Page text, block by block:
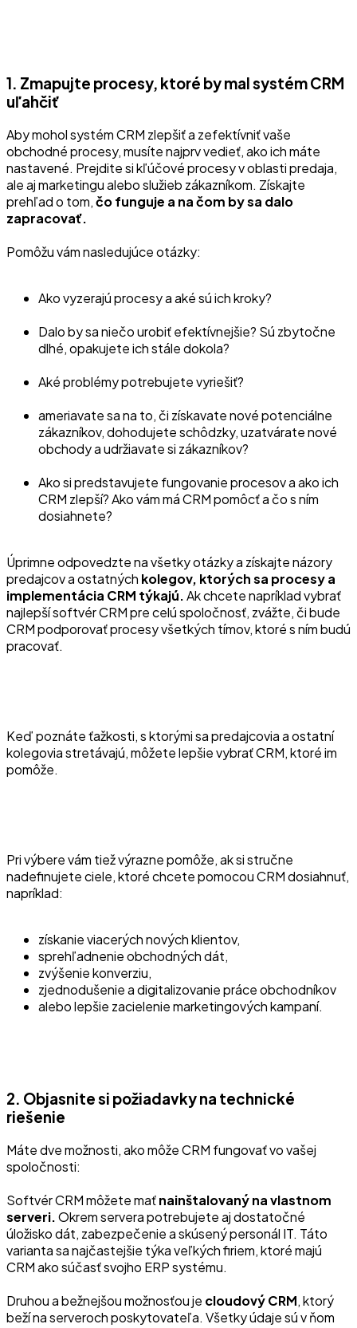
1. Zmapujte procesy, ktoré by mal systém CRM
uľahčiť
Aby mohol systém CRM zlepšiť a zefektívniť vaše
obchodné procesy, musíte najprv vedieť, ako ich máte
nastavené. Prejdite si kľúčové procesy v oblasti predaja,
ale aj marketingu alebo služieb zákazníkom. Získajte
prehľad o tom,čo funguje a na čom by sa dalo
zapracovať.
Pomôžu vám nasledujúce otázky:
Ako vyzerajú procesy a aké sú ich kroky?
Dalo by sa niečo urobiť efektívnejšie? Sú zbytočne
dlhé, opakujete ich stále dokola?
Aké problémy potrebujete vyriešiť?
ameriavate sa na to, či získavate nové potenciálne
zákazníkov, dohodujete schôdzky, uzatvárate nové
obchody a udržiavate si zákazníkov?
Ako si predstavujete fungovanie procesov a ako ich
CRM zlepší? Ako vám má CRM pomôcť a čo s ním
dosiahnete?
Úprimne odpovedzte na všetky otázky a získajte názory
predajcov a ostatných kolegov, ktorých sa procesy a
implementácia CRM týkajú.Ak chcete napríklad vybrať
najlepší softvér CRM pre celú spoločnosť, zvážte, či bude
CRM podporovať procesy všetkých tímov, ktoré s ním budú
pracovať.
Keď poznáte ťažkosti, s ktorými sa predajcovia a ostatní
kolegovia stretávajú, môžete lepšie vybrať CRM, ktoré im
pomôže.
Pri výbere vám tiež výrazne pomôže, ak si stručne
nadefinujete ciele, ktoré chcete pomocou CRM dosiahnuť,
napríklad:
získanie viacerých nových klientov,
sprehľadnenie obchodných dát,
zvýšenie konverziu,
zjednodušenie a digitalizovanie práce obchodníkov
alebo lepšie zacielenie marketingových kampaní.
2. Objasnite si požiadavky na technické
riešenie
Máte dve možnosti, ako môže CRM fungovať vo vašej
spoločnosti:
Softvér CRM môžete maťnainštalovaný na vlastnom
serveri.Okrem servera potrebujete aj dostatočné
úložisko dát, zabezpečenie a skúsený personál IT. Táto
varianta sa najčastejšie týka veľkých firiem, ktoré majú
CRM ako súčasť svojho ERP systému.
Druhou a bežnejšou možnosťou je cloudový CRM, ktorý
beží na serveroch poskytovateľa. Všetky údaje sú v ňom